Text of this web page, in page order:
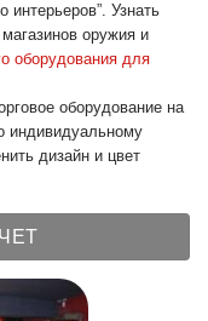
интерьеров”. Узнать
оружия и
оборудования для
оборудование на
индивидуальному
дизайн и цвет